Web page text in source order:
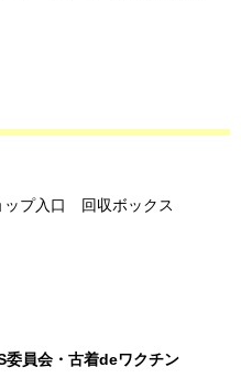
プ入口 回収ボックス
委員会・古着deワクチン